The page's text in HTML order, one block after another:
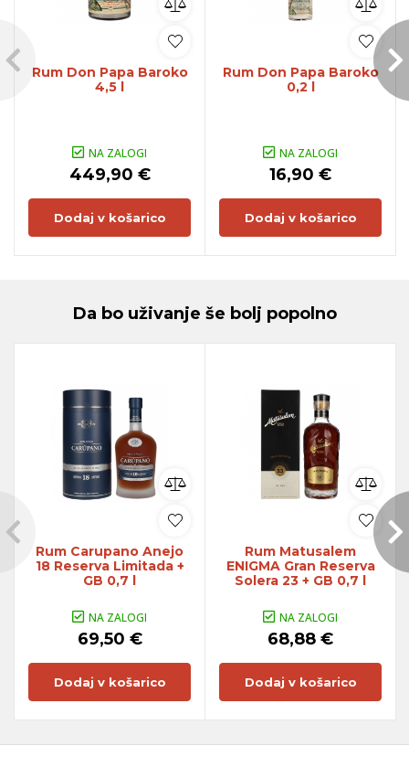
Rum Don Papa Baroko
4,5 l
NA ZALOGI
449,90 €
Dodaj v košarico
Rum Don Papa Baroko
0,2 l
NA ZALOGI
16,90 €
Dodaj v košarico
Da bo uživanje še bolj popolno
Rum Carupano Anejo
18 Reserva Limitada +
GB 0,7 l
NA ZALOGI
69,50 €
Dodaj v košarico
Rum Matusalem
ENIGMA Gran Reserva
Solera 23 + GB 0,7 l
NA ZALOGI
68,88 €
Dodaj v košarico